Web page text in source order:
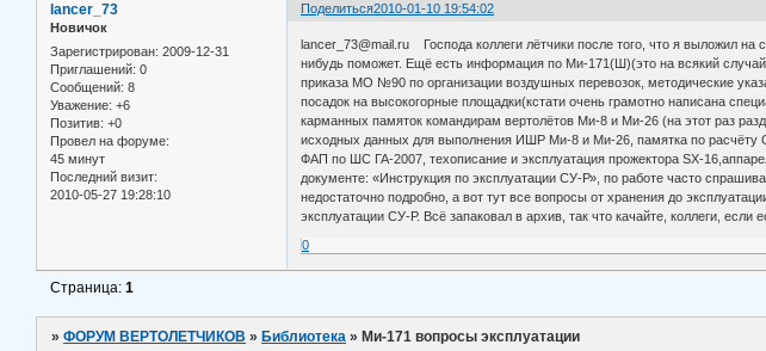
Поделиться2010-01-10 19:54:02
lancer_73
Новичок
Зарегистрирован: 2009-12-31
Приглашений: 0
Сообщений: 8
Уважение: +6
Позитив: +0
Провел на форуме:
45 минут
Последний визит:
2010-05-27 19:28:10
lancer_73@mail.ru Господа коллеги лётчики после того, что я выложил
нибудь поможет. Ещё есть информация по Ми-171(Ш)(это на всякий
приказа МО №90 по организации воздушных перевозок, методические
посадок на высокогорные площадки(кстати очень грамотно написана
карманных памяток командирам вертолётов Ми-8 и Ми-26 (на этот раз
исходных данных для выполнения ИШР Ми-8 и Ми-26, памятка по расчёту
ФАП по ШС ГА-2007, техописание и эксплуатация прожектора SX-
документе: «Инструкция по эксплуатации СУ-Р», по работе часто
недостаточно подробно, а вот тут все вопросы от хранения до
эксплуатации СУ-Р. Всё запаковал в архив, так что качайте, коллеги, если
0
Страница:1
»ФОРУМ ВЕРТОЛЕТЧИКОВ » Библиотека » Ми-171 вопросы эксплуатации